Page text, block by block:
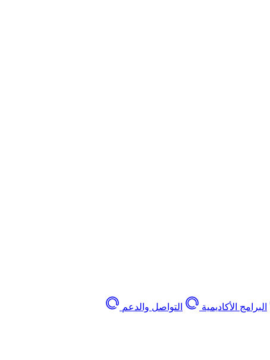
البرامج الأكاديمية التواصل والدعم